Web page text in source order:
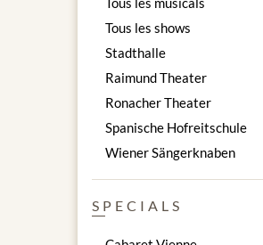
Tous les shows
Stadthalle
Raimund Theater
Ronacher Theater
Spanische Hofreitschule
Wiener Sängerknaben
SPECIALS